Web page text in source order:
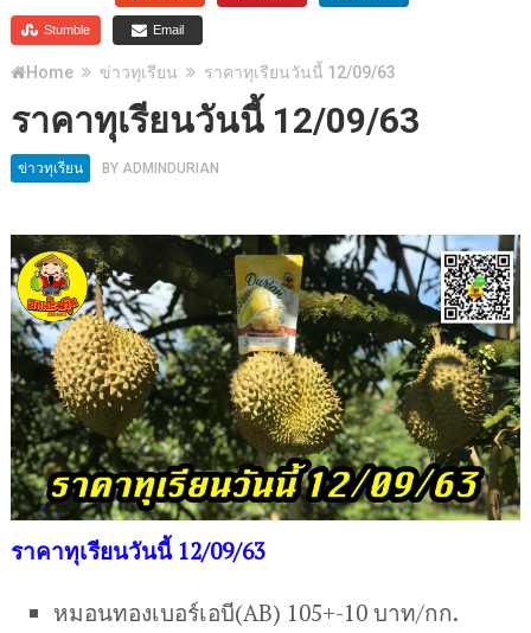
Stumble Email
Home ข่าวทุเรียน ราคาทุเรียนวันนี้ 12/09/63
ราคาทุเรียนวันนี้ 12/09/63
ข่าวทุเรียน BY ADMINDURIAN
ราคาทุเรียนวันนี้ 12/09/63
หมอนทองเบอร์เอบี(AB) 105+-10 บาท/กก.